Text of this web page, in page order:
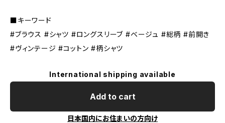
■キーワード
#ブラウス #シャツ #ロングスリーブ #ベージュ #総柄 #前開き
#ヴィンテージ #コットン #柄シャツ
International shipping available
Add to cart
日本国内にお住まいの方向け